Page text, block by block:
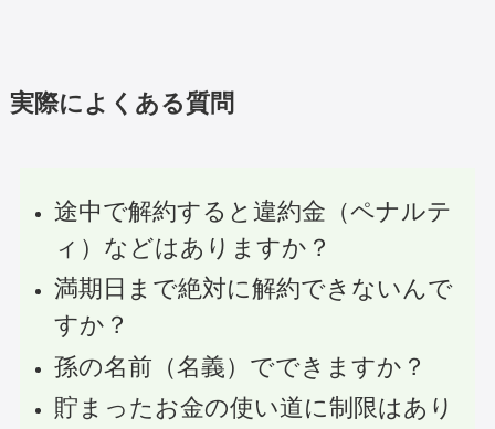
実際によくある質問
途中で解約すると違約金（ペナルテ
ィ）などはありますか？
満期日まで絶対に解約できないんで
すか？
孫の名前（名義）でできますか？
貯まったお金の使い道に制限はあり